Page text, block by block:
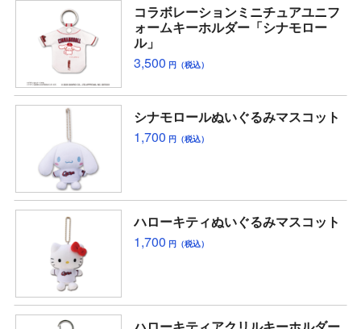
コラボレーションミニチュアユニフ
ォームキーホルダー「シナモロー
ル」
3,500 円（税込）
シナモロールぬいぐるみマスコット
1,700 円（税込）
ハローキティぬいぐるみマスコット
1,700 円（税込）